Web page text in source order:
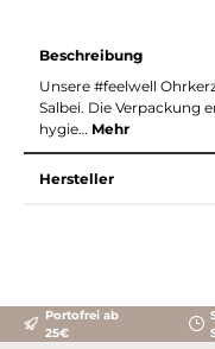
Beschreibung
Unsere #feelwell
Salbei. Die Verpackung
hygie… Mehr
Hersteller
Portofrei ab
25€